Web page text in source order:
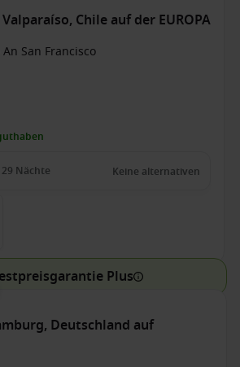
Chile auf der EUROPA
San Francisco
29 Nächte Keine alternativen
Plus
Deutschland auf